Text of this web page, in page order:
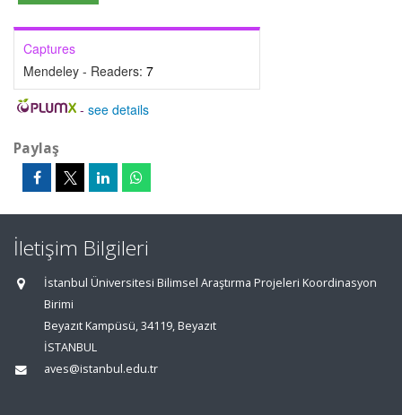
Captures
Mendeley - Readers: 7
- see details
Paylaş
İletişim Bilgileri
İstanbul Üniversitesi Bilimsel Araştırma Projeleri Koordinasyon
Birimi
Beyazıt Kampüsü, 34119, Beyazıt
İSTANBUL
aves@istanbul.edu.tr